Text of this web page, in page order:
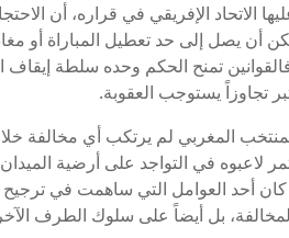
الاتحاد الإفريقي في قراره، أن
أن يصل إلى حد تعطيل المباراة أو
تمنح الحكم وحده سلطة إيقاف
تجاوزاً يستوجب العقوبة.
المغربي لم يرتكب أي مخالفة
لاعبوه في التواجد على أرضية
كان أحد العوامل التي ساهمت في
بل أيضاً على سلوك الطرف